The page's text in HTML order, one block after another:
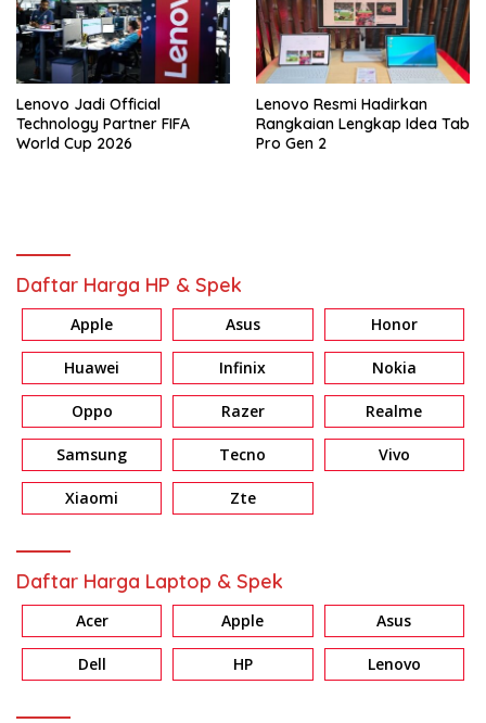
Lenovo Jadi Official
Technology Partner FIFA
World Cup 2026
Lenovo Resmi Hadirkan
Rangkaian Lengkap Idea Tab
Pro Gen 2
Daftar Harga HP & Spek
Apple Asus Honor
Huawei Infinix Nokia
Oppo Razer Realme
Samsung Tecno Vivo
Xiaomi Zte
Daftar Harga Laptop & Spek
Acer Apple Asus
Dell HP Lenovo